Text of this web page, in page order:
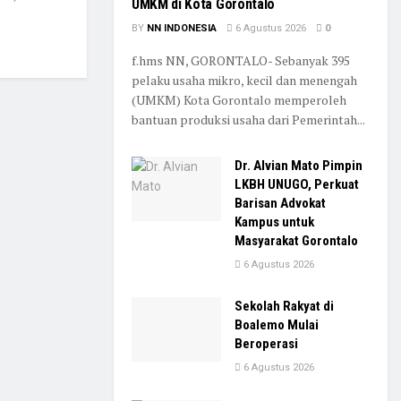
UMKM di Kota Gorontalo
BY NN INDONESIA 6 Agustus 2026 0
f.hms NN, GORONTALO- Sebanyak 395
pelaku usaha mikro, kecil dan menengah
(UMKM) Kota Gorontalo memperoleh
bantuan produksi usaha dari Pemerintah...
Dr. Alvian Mato Pimpin
LKBH UNUGO, Perkuat
Barisan Advokat
Kampus untuk
Masyarakat Gorontalo
6 Agustus 2026
Sekolah Rakyat di
Boalemo Mulai
Beroperasi
6 Agustus 2026